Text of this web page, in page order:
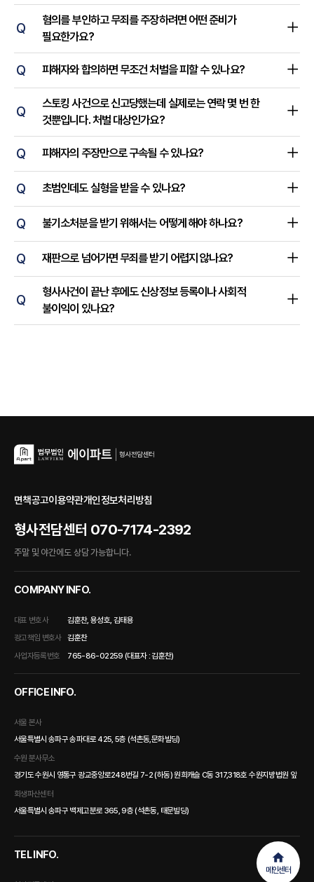
Q
혐의를 부인하고 무죄를 주장하려면 어떤 준비가
필요한가요?
Q 피해자와 합의하면 무조건 처벌을 피할 수 있나요?
Q
스토킹 사건으로 신고당했는데 실제로는 연락 몇 번 한
것뿐입니다. 처벌 대상인가요?
Q 피해자의 주장만으로 구속될 수 있나요?
Q 초범인데도 실형을 받을 수 있나요?
Q 불기소처분을 받기 위해서는 어떻게 해야 하나요?
Q 재판으로 넘어가면 무죄를 받기 어렵지 않나요?
Q
형사사건이 끝난 후에도 신상정보 등록이나 사회적
불이익이 있나요?
면책공고이용약관개인정보처리방침
COMPANY INFO.
대표 변호사
김훈찬, 용성호, 김태용
광고책임 변호사
김훈찬
사업자등록번호
765-86-02259 (대표자 : 김훈찬)
OFFICE INFO.
서울 본사
서울특별시 송파구 송파대로 425, 5층 (석촌동,문화빌딩)
수원 분사무소
경기도 수원시 영통구 광교중앙로248번길 7-2 (하동) 원희캐슬 C동 317,318호 수원지방법원 앞
회생파산센터
서울특별시 송파구 백제고분로 365, 9층 (석촌동, 태문빌딩)
TEL INFO.
형사전담센터 070-7174-2392
주말 및 야간에도 상담 가능합니다.
메인센터